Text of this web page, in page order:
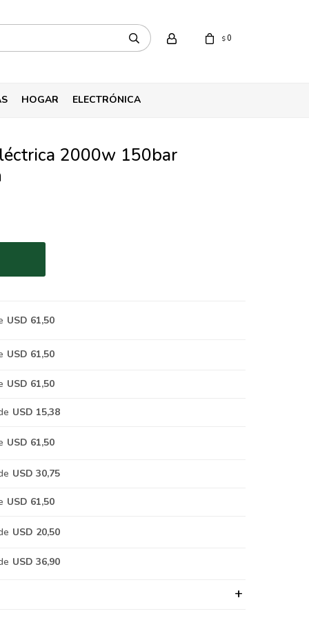
HOGAR ELECTRÓNICA
$ 0
2000w 150bar
USD 61,50
USD 61,50
USD 61,50
USD 15,38
USD 61,50
USD 30,75
USD 61,50
USD 20,50
USD 36,90